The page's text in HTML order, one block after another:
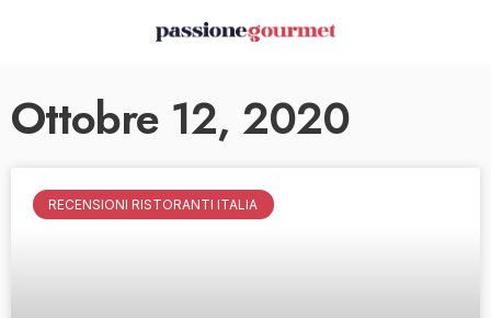
Ottobre 12, 2020
RECENSIONI RISTORANTI ITALIA